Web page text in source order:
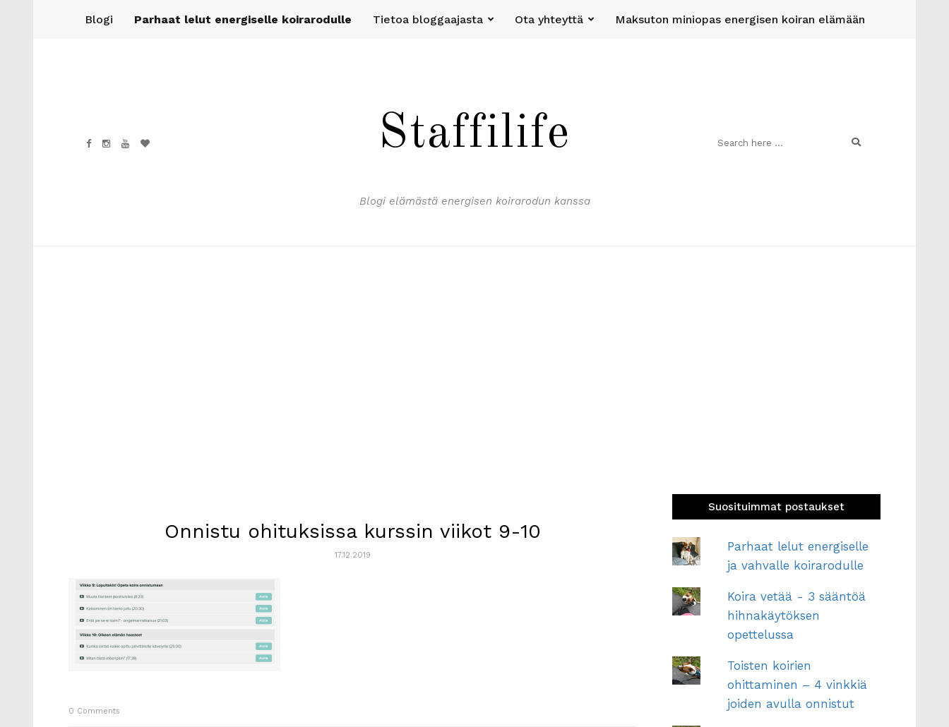
Blogi Parhaat lelut energiselle koirarodulle Tietoa bloggaajasta Ota yhteyttä Maksuton miniopas energisen koiran elämään
Staffilife
Blogi elämästä energisen koirarodun kanssa
Onnistu ohituksissa kurssin viikot 9-10
17.12.2019
0 Comments
Suosituimmat postaukset
Parhaat lelut energiselle
ja vahvalle koirarodulle
Koira vetää - 3 sääntöä
hihnakäytöksen
opettelussa
Toisten koirien
ohittaminen – 4 vinkkiä
joiden avulla onnistut